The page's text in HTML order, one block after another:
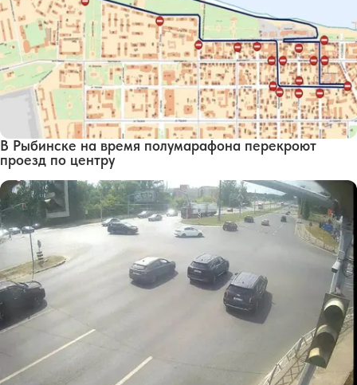
В Рыбинске на время полумарафона перекроют
проезд по центру